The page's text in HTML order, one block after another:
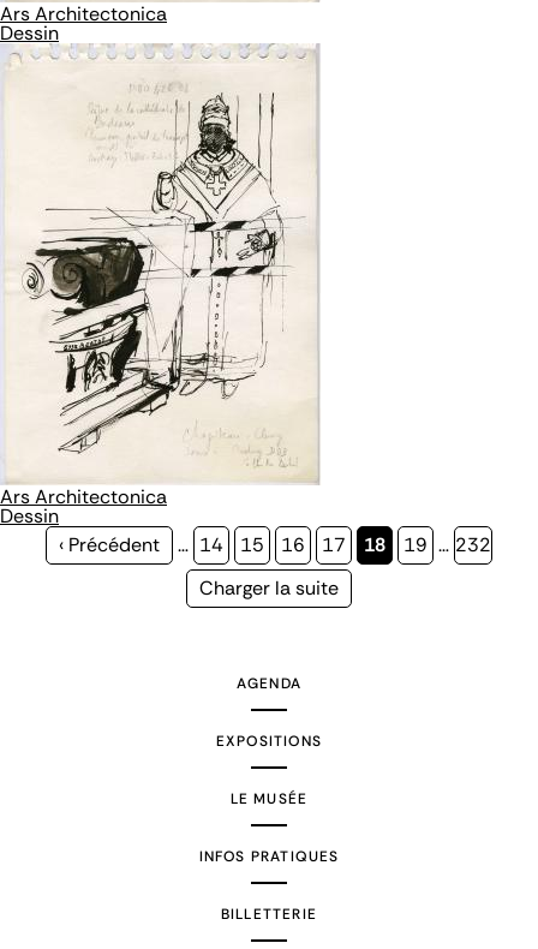
Ars Architectonica
Dessin
Ars Architectonica
Dessin
Page
‹ Précédent … Page
14 Page
15 Page
16 Page
17
Page
18 Page
19 … Page
232
Page
Charger la suite
AGENDA
EXPOSITIONS
LE MUSÉE
INFOS PRATIQUES
BILLETTERIE